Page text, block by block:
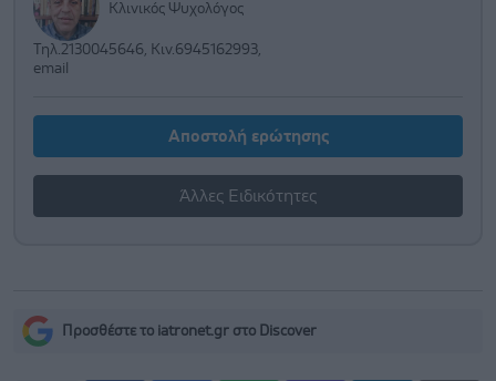
Κλινικός Ψυχολόγος
Τηλ.2130045646, Κιν.6945162993,
email
Αποστολή ερώτησης
Άλλες Ειδικότητες
Προσθέστε το iatronet.gr στο Discover